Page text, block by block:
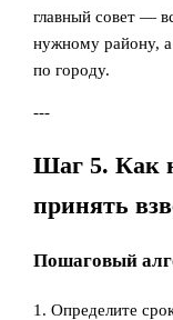
главный совет —
нужному району,
по городу.
---
Шаг 5. Как
принять
Пошаговый
1. Определите